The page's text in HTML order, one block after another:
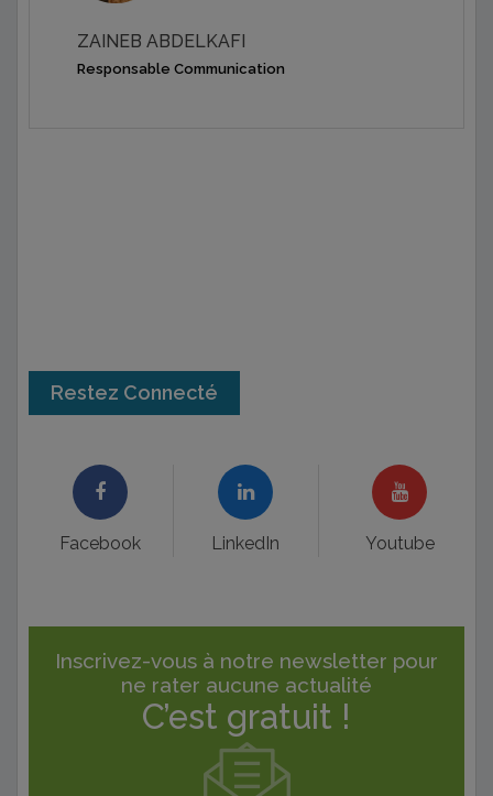
ZAINEB ABDELKAFI
Responsable Communication
Restez Connecté
Facebook LinkedIn Youtube
Inscrivez-vous à notre newsletter pour
ne rater aucune actualité
C’est gratuit !